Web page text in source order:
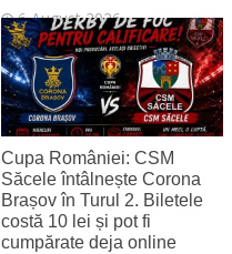
6 August 2026
Cupa României: CSM
Săcele întâlnește Corona
Brașov în Turul 2. Biletele
costă 10 lei și pot fi
cumpărate deja online